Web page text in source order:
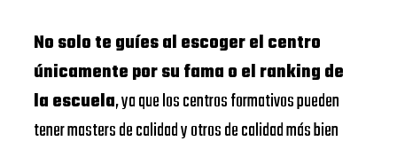
No solo te guíes al escoger el centro
únicamente por su fama o el ranking de
la escuela, ya que los centros formativos pueden
tener masters de calidad y otros de calidad más bien